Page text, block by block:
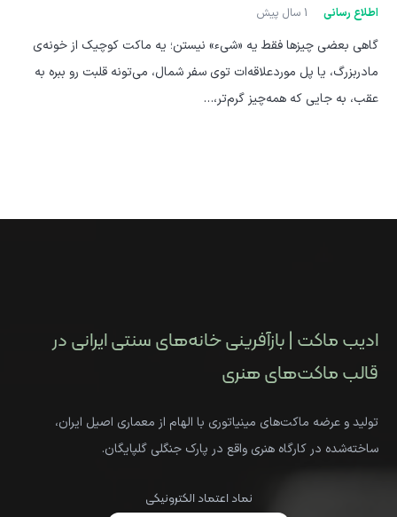
اطلاع رسانی 1 سال پیش
گاهی بعضی چیزها فقط یه «شیء» نیستن؛ یه ماکت کوچیک از خونه‌ی
مادربزرگ، یا پل موردعلاقه‌ات توی سفر شمال، می‌تونه قلبت رو ببره به
عقب، به جایی که همه‌چیز گرم‌تر،…
ادیب ماکت | بازآفرینی خانه‌های سنتی ایرانی در
قالب ماکت‌های هنری
تولید و عرضه ماکت‌های مینیاتوری با الهام از معماری اصیل ایران،
ساخته‌شده در کارگاه هنری واقع در پارک جنگلی گلپایگان.
نماد اعتماد الکترونیکی